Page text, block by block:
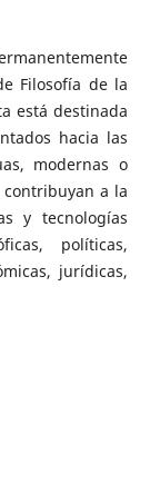
Filosofía de la
está destinada
hacia las
modernas o
a la
y tecnologías
políticas,
jurídicas,